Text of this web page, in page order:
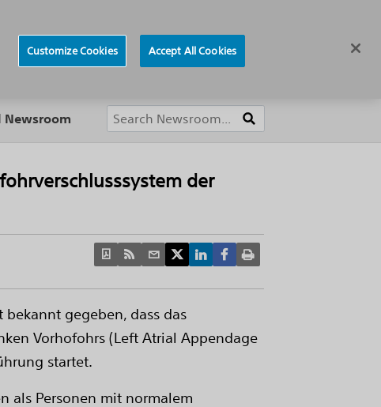
Newsroom
der
bekannt gegeben, dass das
Vorhofohrs (Left Atrial Appendage
startet.
als Personen mit normalem
Customize Cookies Accept All Cookies